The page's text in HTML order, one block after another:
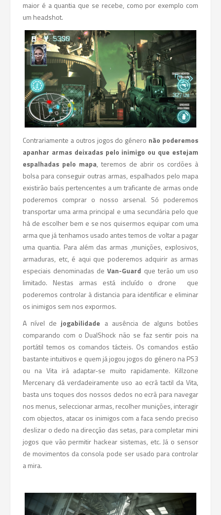
maior é a quantia que se recebe, como por exemplo com
um headshot.
Contrariamente a outros jogos do género não poderemos
apanhar armas deixadas pelo inimigo ou que estejam
espalhadas pelo mapa, teremos de abrir os cordões à
bolsa para conseguir outras armas, espalhados pelo mapa
existirão baús pertencentes a um traficante de armas onde
poderemos comprar o nosso arsenal. Só poderemos
transportar uma arma principal e uma secundária pelo que
há de escolher bem e se nos quisermos equipar com uma
arma que já tenhamos usado antes temos de voltar a pagar
uma quantia. Para além das armas ,munições, explosivos,
armaduras, etc, é aqui que poderemos adquirir as armas
especiais denominadas deVan-Guard que terão um uso
limitado. Nestas armas está incluído o drone que
poderemos controlar à distancia para identificar e eliminar
os inimigos sem nos expormos.
A nível de jogabilidade a ausência de alguns botões
comparando com o DualShock não se faz sentir pois na
portátil temos os comandos tácteis. Os comandos estão
bastante intuitivos e quem já jogou jogos do género na PS3
ou na Vita irá adaptar-se muito rapidamente. Killzone
Mercenary dá verdadeiramente uso ao ecrã tactil da Vita,
basta uns toques dos nossos dedos no ecrã para navegar
nos menus, seleccionar armas, recolher munições, interagir
com objectos, atacar os inimigos com a faca sendo preciso
deslizar o dedo na direcção das setas, para completar mini
jogos que vão permitir hackear sistemas, etc. Já o sensor
de movimentos da consola pode ser usado para controlar
a mira.